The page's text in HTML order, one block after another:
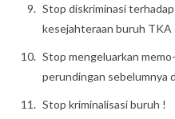
Stop diskriminasi
kesejahteraan buruh TKA
Stop mengeluarkan
perundingan sebelumnya
Stop kriminalisasi buruh !